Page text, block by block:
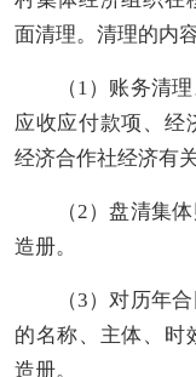
面清理。清理的内
（1） 账务清
应收应付款项、经
经济合作社经济有
（2）盘清集
造册。
（3）对历年
的名称、主体、时
造册。